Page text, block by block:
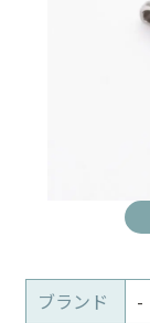
ブランド
-